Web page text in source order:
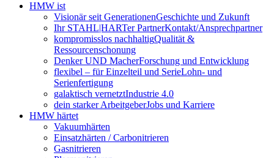
HMW ist
Visionär seit GenerationenGeschichte und Zukunft
Ihr STAHL|HARTer PartnerKontakt/Ansprechpartner
kompromisslos nachhaltigQualität &
Ressourcenschonung
Denker UND MacherForschung und Entwicklung
flexibel – für Einzelteil und SerieLohn- und
Serienfertigung
galaktisch vernetztIndustrie 4.0
dein starker ArbeitgeberJobs und Karriere
HMW härtet
Vakuumhärten
Einsatzhärten / Carbonitrieren
Gasnitrieren